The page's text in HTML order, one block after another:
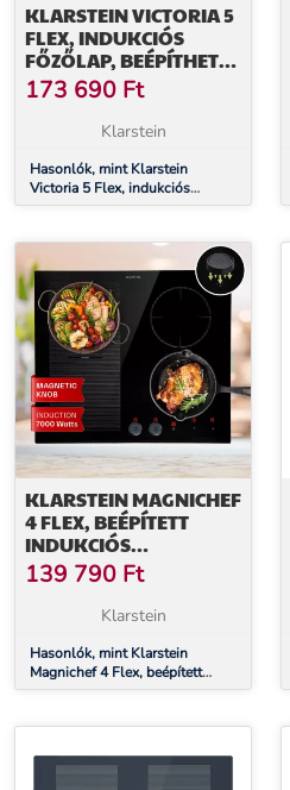
KLARSTEIN VICTORIA 5
FLEX, INDUKCIÓS
FŐZŐLAP, BEÉPÍTHETŐ,
7400 W, 2 FLEX ZÓNA,
IDŐZÍTŐ
173 690 Ft
Klarstein
Hasonlók, mint Klarstein
Victoria 5 Flex, indukciós
főzőlap, beépíthető, 7400 W, 2
KLARSTEIN MAGNICHEF
4 FLEX, BEÉPÍTETT
INDUKCIÓS
FŐZŐLAP,7000 W, 4
ZÓNA, ÜVEGKERÁMIA
139 790 Ft
Klarstein
Hasonlók, mint Klarstein
Magnichef 4 Flex, beépített
indukciós főzőlap,7000 W, 4